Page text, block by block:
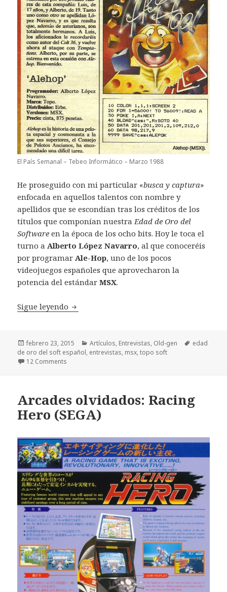
El País Semanal – Tebeo Informático – Marzo 1988
He proseguido con mi particular «busca y captura»
enfocada en aquellos talentos con nombre y
apellidos que se escondían tras los créditos de los
títulos que componían nuestraEdad de Oro del
Software en la época de los ocho bits. Hoy le toca el
turno aAlberto López Navarro, al que conoceréis
por programarAle-Hop, uno de los pocos
videojuegos españoles que aprovecharon la
potencia del estándarMSX.
Sigue leyendo Entrevista a Alberto López Navarro,
Publicado
el
febrero 23, 2015 Categorías
Artículos, Entrevistas, Old-gen Etiquetas
edad
de oro del soft español, entrevistas, msx,topo soft
12 Comments
Arcades olvidados: Racing
Hero (SEGA)